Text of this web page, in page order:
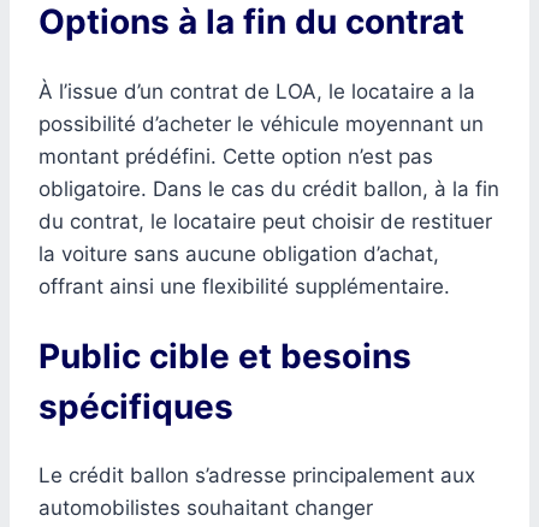
Options à la fin du contrat
À l’issue d’un contrat de LOA, le locataire a la
possibilité d’acheter le véhicule moyennant un
montant prédéfini. Cette option n’est pas
obligatoire. Dans le cas du crédit ballon, à la fin
du contrat, le locataire peut choisir de restituer
la voiture sans aucune obligation d’achat,
offrant ainsi une flexibilité supplémentaire.
Public cible et besoins
spécifiques
Le crédit ballon s’adresse principalement aux
automobilistes souhaitant changer